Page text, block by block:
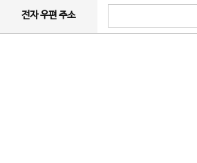
전자 우편 주소